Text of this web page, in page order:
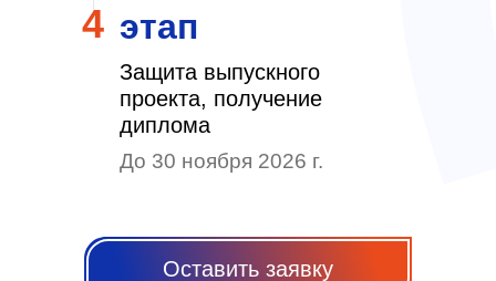
Оставить заявку
Защита выпускного
проекта, получение
диплома
До 30 ноября 2026 г.
4 этап